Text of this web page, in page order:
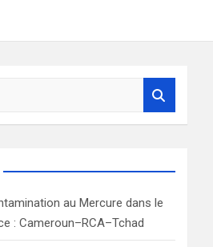
au Mercure dans le
: Cameroun–RCA–Tchad